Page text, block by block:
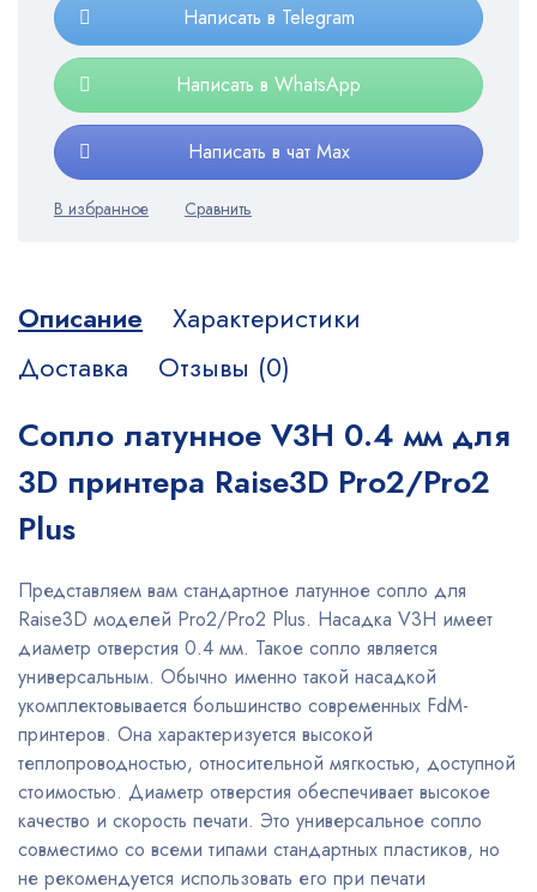
Написать в Telegram
Написать в WhatsApp
Написать в чат Max
Описание
Характеристики
Доставка
Отзывы (0)
Сопло латунное V3H 0.4 мм для
3D принтера Raise3D Pro2/Pro2
Plus
Представляем вам стандартное латунное сопло для
Raise3D моделей Pro2/Pro2 Plus. Насадка V3H имеет
диаметр отверстия 0.4 мм. Такое сопло является
универсальным. Обычно именно такой насадкой
укомплектовывается большинство современных FdM-
принтеров. Она характеризуется высокой
теплопроводностью, относительной мягкостью, доступной
стоимостью. Диаметр отверстия обеспечивает высокое
качество и скорость печати. Это универсальное сопло
совместимо со всеми типами стандартных пластиков, но
не рекомендуется использовать его при печати